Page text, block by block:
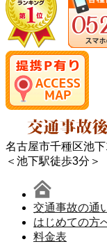
名古屋市千種区池
＜池下駅徒歩3分＞
交通事故の通
はじめての方
料金表